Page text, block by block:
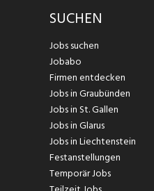
SUCHEN
Jobs suchen
Jobabo
Firmen entdecken
Jobs in Graubünden
Jobs in St. Gallen
Jobs in Glarus
Jobs in Liechtenstein
Festanstellungen
Temporär Jobs